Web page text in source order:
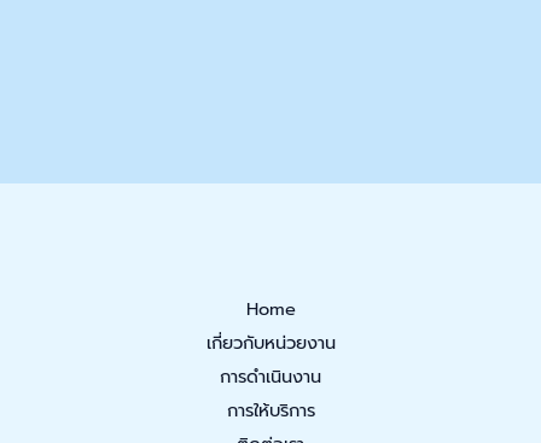
Home
เกี่ยวกับหน่วยงาน
การดำเนินงาน
การให้บริการ